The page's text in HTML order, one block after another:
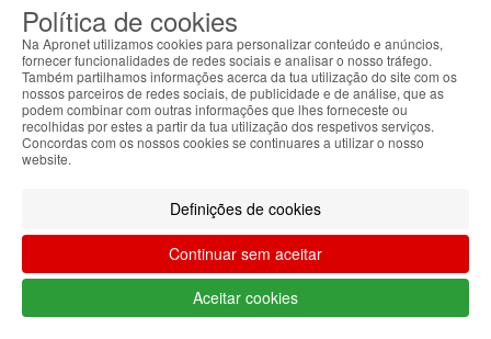
DDR
4
DDR
2
ECC
3
Memórias
SoDimm
Política de cookies
Na Apronet utilizamos cookies para personalizar conteúdo e anúncios,
fornecer funcionalidades de redes sociais e analisar o nosso tráfego.
Também partilhamos informações acerca da tua utilização do site com os
nossos parceiros de redes sociais, de publicidade e de análise, que as
podem combinar com outras informações que lhes forneceste ou
recolhidas por estes a partir da tua utilização dos respetivos serviços.
Concordas com os nossos cookies se continuares a utilizar o nosso
website.
Definições de cookies
Continuar sem aceitar
Aceitar cookies